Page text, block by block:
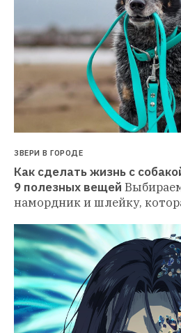
ЗВЕРИ В ГОРОДЕ
Как сделать жизнь с
9 полезных вещей
намордник и шлейку,